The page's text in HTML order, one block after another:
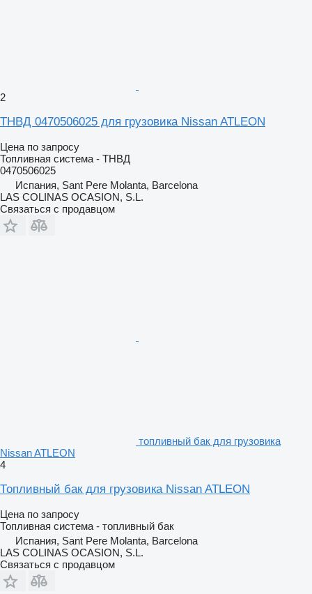
2
ТНВД 0470506025 для грузовика Nissan ATLEON
Цена по запросу
Топливная система - ТНВД
0470506025
Испания, Sant Pere Molanta, Barcelona
LAS COLINAS OCASION, S.L.
Связаться с продавцом
топливный бак для грузовика
Nissan ATLEON
4
Топливный бак для грузовика Nissan ATLEON
Цена по запросу
Топливная система - топливный бак
Испания, Sant Pere Molanta, Barcelona
LAS COLINAS OCASION, S.L.
Связаться с продавцом